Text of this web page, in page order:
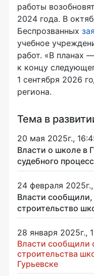
работы
2024 года. В
Беспрозванных
учебное
работ. «В планах
к концу
1 сентября 2026
региона.
Тема в
20 мая 2025г.,
Власти о школе в
судебного
24 февраля
Власти сообщили,
строительство
28 января 2025г.,
Власти сообщили
строительства
Гурьевске